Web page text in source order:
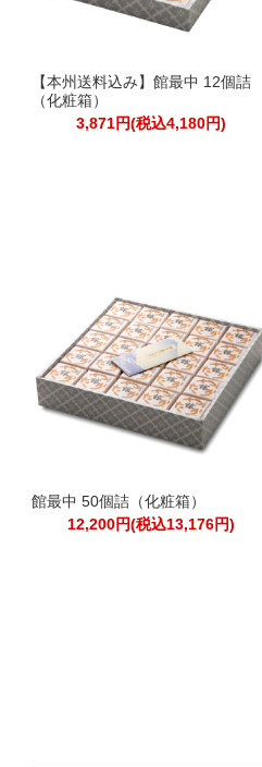
【本州送料込み】館最中 12個詰
（化粧箱）
3,871円(税込4,180円)
館最中 50個詰（化粧箱）
12,200円(税込13,176円)